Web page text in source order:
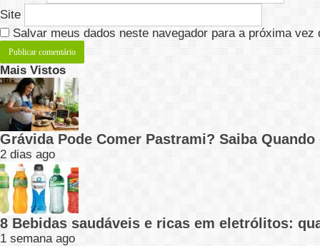
Site
Salvar meus dados neste navegador para a próxima vez
Mais Vistos
Grávida Pode Comer Pastrami? Saiba
2 dias ago
8 Bebidas saudáveis e ricas em eletrólitos:
1 semana ago